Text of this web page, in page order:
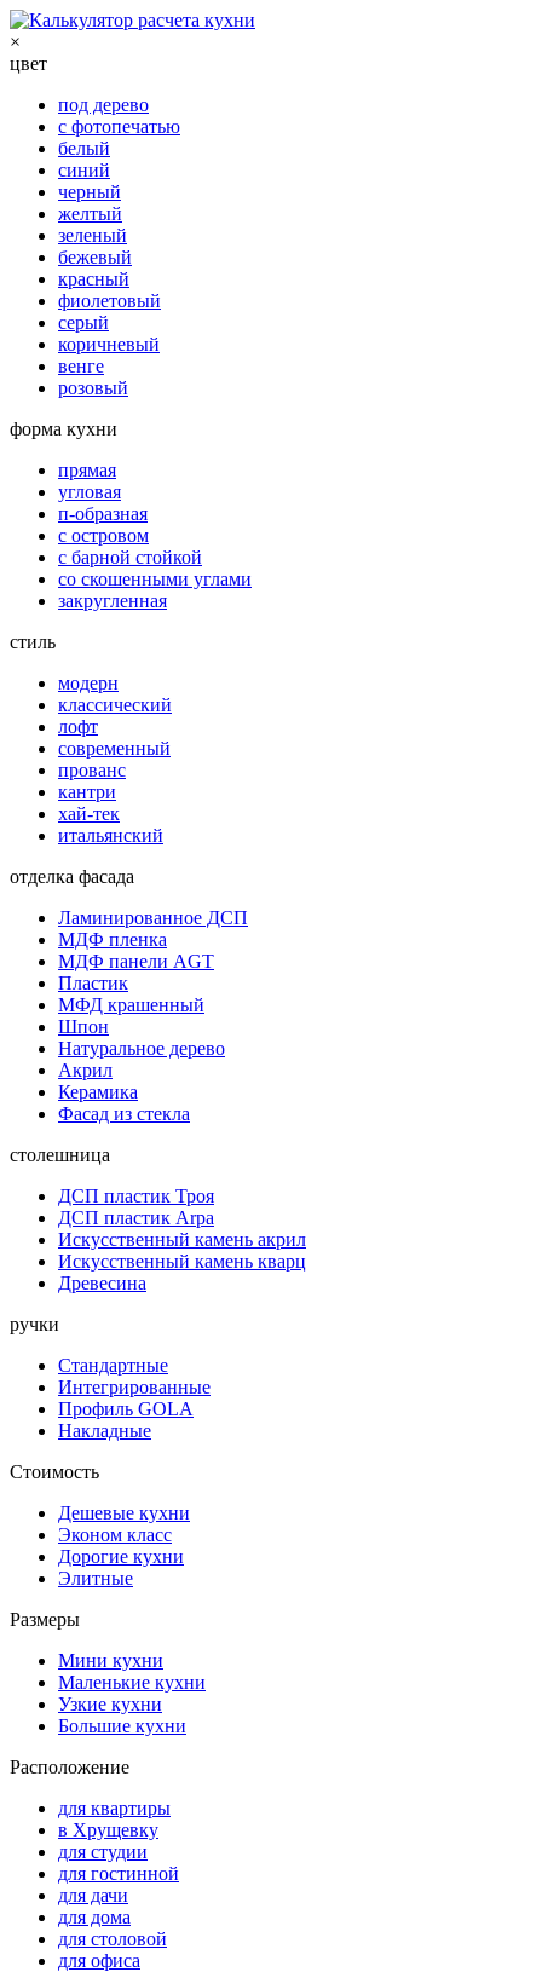
×
цвет
под дерево
с фотопечатью
белый
синий
черный
желтый
зеленый
бежевый
красный
фиолетовый
серый
коричневый
венге
розовый
форма кухни
прямая
угловая
п-образная
с островом
с барной стойкой
со скошенными углами
закругленная
стиль
модерн
классический
лофт
современный
прованс
кантри
хай-тек
итальянский
отделка фасада
Ламинированное ДСП
МДФ пленка
МДФ панели AGT
Пластик
МФД крашенный
Шпон
Натуральное дерево
Акрил
Керамика
Фасад из стекла
столешница
ДСП пластик Троя
ДСП пластик Arpa
Искусственный камень акрил
Искусственный камень кварц
Древесина
ручки
Стандартные
Интегрированные
Профиль GOLA
Накладные
Стоимость
Дешевые кухни
Эконом класс
Дорогие кухни
Элитные
Размеры
Мини кухни
Маленькие кухни
Узкие кухни
Большие кухни
Расположение
для квартиры
в Хрущевку
для студии
для гостинной
для дачи
для дома
для столовой
для офиса